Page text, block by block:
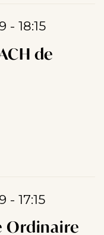
- 18:15
de
- 17:15
Ordinaire